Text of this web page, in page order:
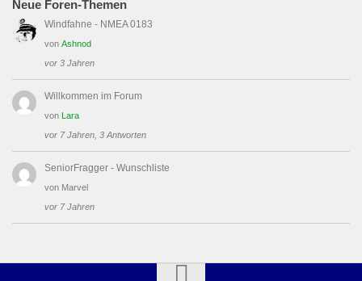
Neue Foren-Themen
Windfahne - NMEA 0183
von Ashnod
vor 3 Jahren
Willkommen im Forum
von Lara
vor 7 Jahren, 3 Antworten
SeniorFragger - Wunschliste
von Marvel
vor 7 Jahren